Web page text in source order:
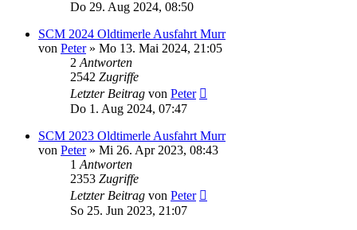
Do 29. Aug 2024, 08:50
SCM 2024 Oldtimerle Ausfahrt Murr
von Peter» Mo 13. Mai 2024, 21:05
2 Antworten
2542 Zugriffe
Letzter Beitrag von Peter
Do 1. Aug 2024, 07:47
SCM 2023 Oldtimerle Ausfahrt Murr
von Peter» Mi 26. Apr 2023, 08:43
1 Antworten
2353 Zugriffe
Letzter Beitrag von Peter
So 25. Jun 2023, 21:07